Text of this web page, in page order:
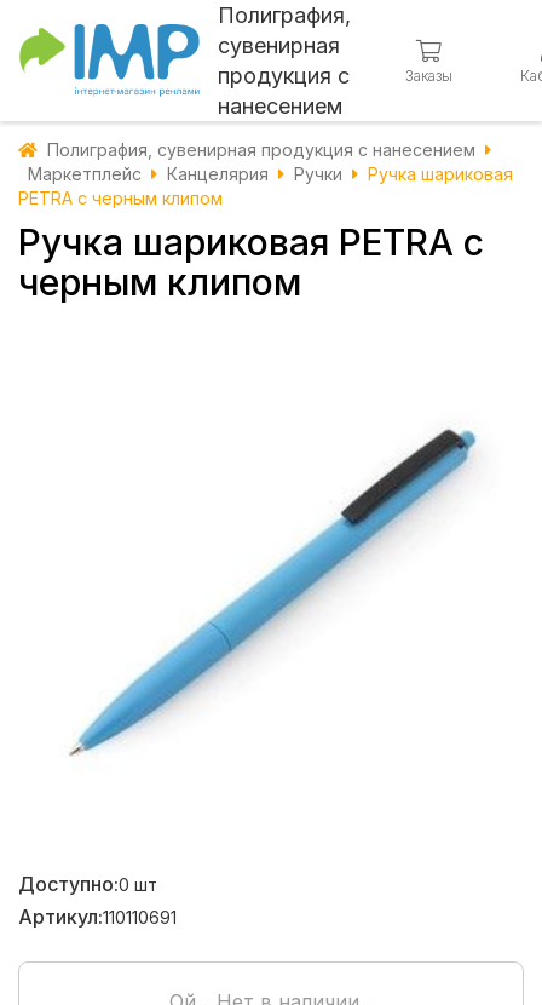
Полиграфия,
сувенирная
продукция с
нанесением
Заказы
Полиграфия, сувенирная продукция с нанесением
Маркетплейс
Канцелярия Ручки
Ручка шариковая
PETRA с черным клипом
Ручка шариковая PETRA с
черным клипом
Доступно:0 шт
Артикул:110110691